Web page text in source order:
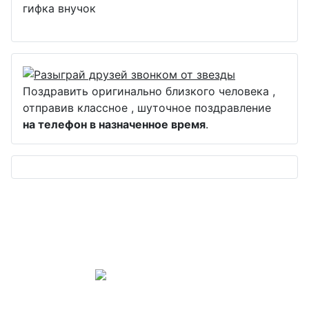
гифка внучок
Поздравить оригинально близкого человека ,
отправив классное , шуточное поздравление
на телефон в назначенное время.